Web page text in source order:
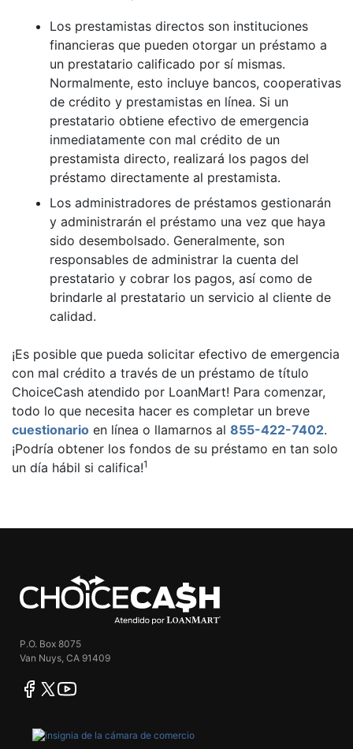
Los prestamistas directos son instituciones
financieras que pueden otorgar un préstamo a
un prestatario calificado por sí mismas.
Normalmente, esto incluye bancos, cooperativas
de crédito y prestamistas en línea. Si un
prestatario obtiene efectivo de emergencia
inmediatamente con mal crédito de un
prestamista directo, realizará los pagos del
préstamo directamente al prestamista.
Los administradores de préstamos gestionarán
y administrarán el préstamo una vez que haya
sido desembolsado. Generalmente, son
responsables de administrar la cuenta del
prestatario y cobrar los pagos, así como de
brindarle al prestatario un servicio al cliente de
calidad.
¡Es posible que pueda solicitar efectivo de emergencia
con mal crédito a través de un préstamo de título
ChoiceCash atendido por LoanMart! Para comenzar,
todo lo que necesita hacer es completar un breve
cuestionario en línea o llamarnos al 855-422-7402.
¡Podría obtener los fondos de su préstamo en tan solo
un día hábil si califica!1
P.O. Box 8075
Van Nuys, CA 91409
facebook
twitteryoutube